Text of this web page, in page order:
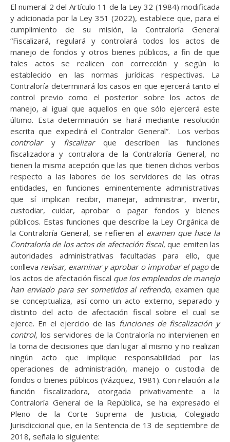
El numeral 2 del Artículo 11 de la Ley 32 (1984) modificada
y adicionada por la Ley 351 (2022), establece que, para el
cumplimiento de su misión, la Contraloría General
“Fiscalizará, regulará y controlará todos los actos de
manejo de fondos y otros bienes públicos, a fin de que
tales actos se realicen con corrección y según lo
establecido en las normas jurídicas respectivas. La
Contraloría determinará los casos en que ejercerá tanto el
control previo como el posterior sobre los actos de
manejo, al igual que aquellos en que sólo ejercerá este
último. Esta determinación se hará mediante resolución
escrita que expedirá el Contralor General”. Los verbos
controlaryfiscalizarque describen las funciones
fiscalizadora y contralora de la Contraloría General, no
tienen la misma acepción que las que tienen dichos verbos
respecto a las labores de los servidores de las otras
entidades, en funciones eminentemente administrativas
que sí implican recibir, manejar, administrar, invertir,
custodiar, cuidar, aprobar o pagar fondos y bienes
públicos. Estas funciones que describe la Ley Orgánica de
la Contraloría General, se refieren al examen que hace la
Contraloría de los actos de afectación fiscal, que emiten las
autoridades administrativas facultadas para ello, que
conlleva revisar, examinar y aprobar o improbar el pagode
los actos de afectación fiscal que los empleados de manejo
han enviado para ser sometidos al refrendo, examen que
se conceptualiza, así como un acto externo, separado y
distinto del acto de afectación fiscal sobre el cual se
ejerce. En el ejercicio de las funciones de fiscalización y
control, los servidores de la Contraloría no intervienen en
la toma de decisiones que dan lugar al mismo y no realizan
ningún acto que implique responsabilidad por las
operaciones de administración, manejo o custodia de
fondos o bienes públicos (Vázquez, 1981). Con relación a la
función fiscalizadora, otorgada privativamente a la
Contraloría General de la República, se ha expresado el
Pleno de la Corte Suprema de Justicia, Colegiado
Jurisdiccional que, en la Sentencia de 13 de septiembre de
2018, señala lo siguiente: